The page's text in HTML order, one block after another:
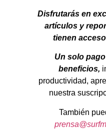
Disfrutarás en
artículos y
tienen
Un solo
beneficios,
productividad,
nuestra
También